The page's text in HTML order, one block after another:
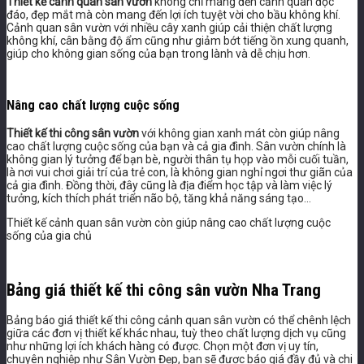
đáo, đẹp mắt mà còn mang đến lợi ích tuyệt vời cho bầu không khí.
Cảnh quan sân vườn với nhiều cây xanh giúp cải thiện chất lượng
không khí, cân bằng độ ẩm cũng như giảm bớt tiếng ồn xung quanh,
giúp cho không gian sống của bạn trong lành và dễ chịu hơn.
Nâng cao chất lượng cuộc sống
Thiết kế thi công sân vườnvới không gian xanh mát còn giúp nâng
cao chất lượng cuộc sống của bạn và cả gia đình. Sân vườn chính là
không gian lý tưởng để bạn bè, người thân tụ họp vào mỗi cuối tuần,
là nơi vui chơi giải trí của trẻ con, là không gian nghỉ ngơi thư giãn của
cả gia đình. Đồng thời, đây cũng là địa điểm học tập và làm việc lý
tưởng, kích thích phát triển não bộ, tăng khả năng sáng tạo…
Thiết kế cảnh quan sân vườn còn giúp nâng cao chất lượng cuộc
sống của gia chủ
Bảng giá thiết kế thi công sân vườn Nha Trang
Bảng báo giá thiết kế thi công cảnh quan sân vườn có thể chênh lệch
giữa các đơn vị thiết kế khác nhau, tuỳ theo chất lượng dịch vụ cũng
như những lợi ích khách hàng có được. Chọn một đơn vị uy tín,
chuyên nghiệp như Sân Vườn Đẹp, bạn sẽ được báo giá đầy đủ và chi